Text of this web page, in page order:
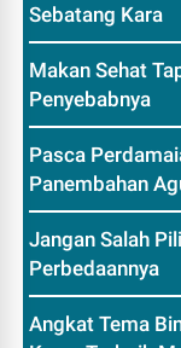
Sebatang Kara
Makan Sehat
Penyebabnya
Pasca
Panembahan
Jangan Salah
Perbedaannya
Angkat Tema